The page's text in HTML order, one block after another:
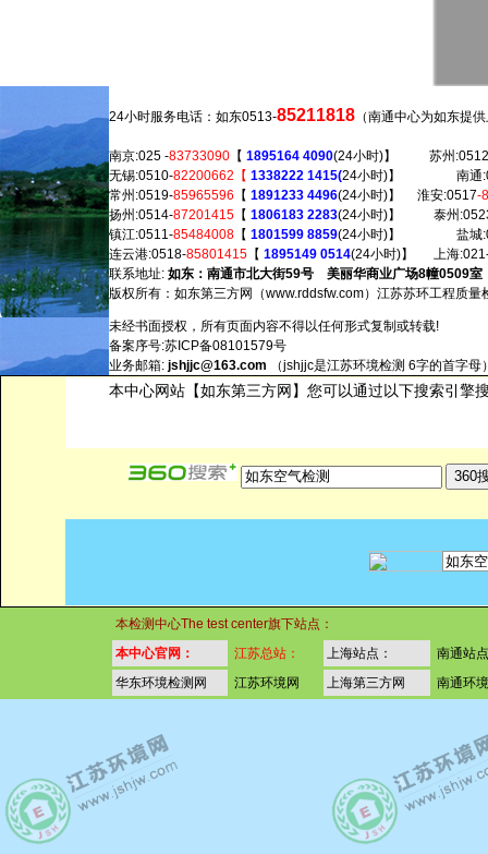
24小时服务电话：如东0513-85211818（南通中心为如东提
南京:025 -83733090【 1895164 4090(24小时)】 苏州
无锡:0510-82200662【 1338222 1415(24小时)】 南通
常州:0519-85965596 【 1891233 4496(24小时)】 淮安:0517-
扬州:0514-87201415【 1806183 2283(24小时)】 泰州
镇江:0511-85484008【 1801599 8859(24小时)】 盐城
连云港:0518-85801415【 1895149 0514(24小时)】 上海
联系地址: 如东：南通市北大街59号 美丽华商业广场8幢0509室
版权所有：如东第三方网（www.rddsfw.com）江苏苏环工程质量
未经书面授权，所有页面内容不得以任何形式复制或转载!
备案序号:苏ICP备08101579号
业务邮箱:jshjjc@163.com （jshjjc是江苏环境检测 6字的首字母
本中心网站【如东第三方网】您可以通过以下搜索引擎
本检测中心The test center旗下站点：
本中心官网：
江苏总站： 上海站点：
南通站
华东环境检测网
江苏环境网 上海第三方网 南通环